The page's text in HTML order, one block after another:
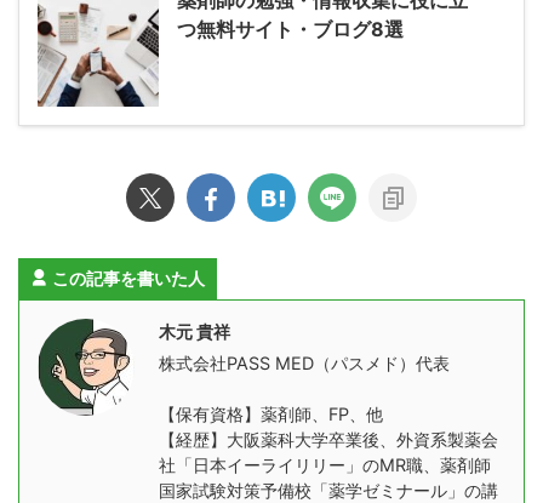
つ無料サイト・ブログ8選
この記事を書いた人
木元 貴祥
株式会社PASS MED（パスメド）代表
【保有資格】薬剤師、FP、他
【経歴】大阪薬科大学卒業後、外資系製薬会
社「日本イーライリリー」のMR職、薬剤師
国家試験対策予備校「薬学ゼミナール」の講